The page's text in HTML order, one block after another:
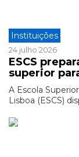
Instituições
24 julho 2026
ESCS
superior
A Escola
Lisboa (ESCS)